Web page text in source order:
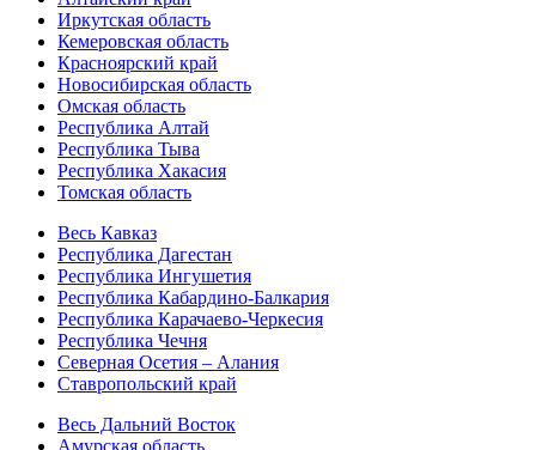
Иркутская область
Кемеровская область
Красноярский край
Новосибирская область
Омская область
Республика Алтай
Республика Тыва
Республика Хакасия
Томская область
Весь Кавказ
Республика Дагестан
Республика Ингушетия
Республика Кабардино-Балкария
Республика Карачаево-Черкесия
Республика Чечня
Северная Осетия – Алания
Ставропольский край
Весь Дальний Восток
Амурская область